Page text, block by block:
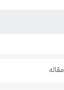
مقاله